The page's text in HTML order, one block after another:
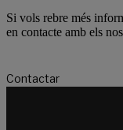
Si vols rebre més
en contacte amb els
Contactar